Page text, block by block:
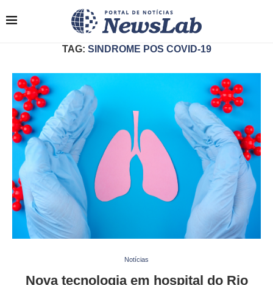
TAG: SINDROME POS COVID-19
Notícias
Nova tecnologia em hospital do Rio